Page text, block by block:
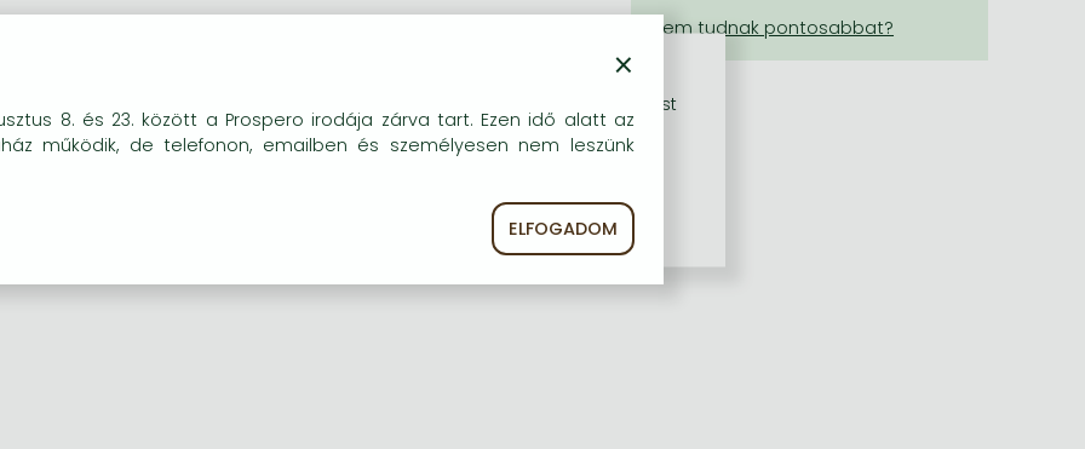
×
8. és 23. között a Prospero irodája zárva tart. Ezen idő alatt az
működik, de telefonon, emailben és személyesen nem leszünk
ELFOGADOM
kat (sütiket) használunk, melyek célja, hogy teljesebb körű szolgáltatást
részére.